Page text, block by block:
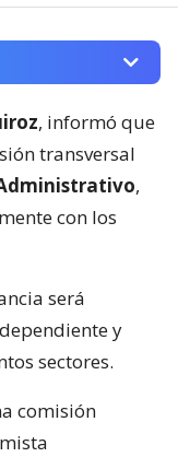
, informó que
transversal
,
con los
será
y
sectores.
comisión